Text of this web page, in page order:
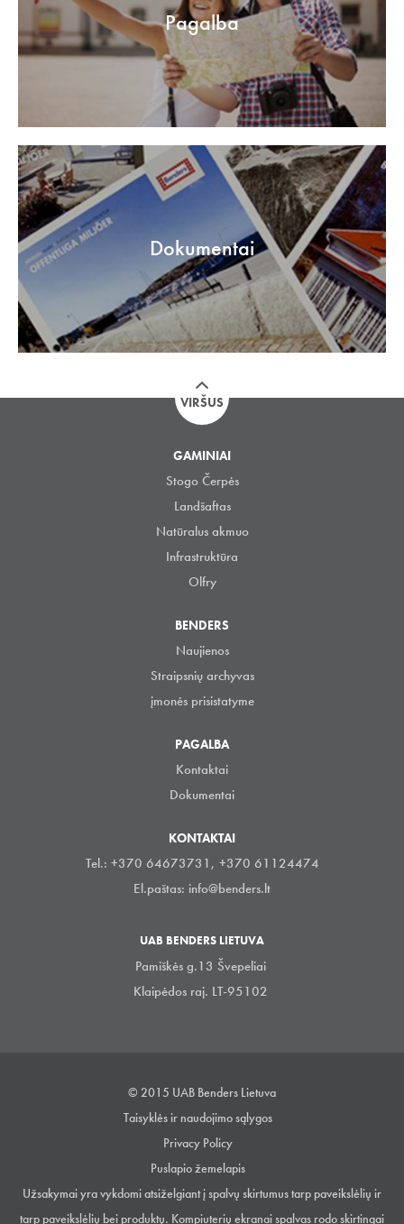
Pagalba
Dokumentai
VIRŠUS
GAMINIAI
Stogo Čerpės
Landšaftas
Natūralus akmuo
Infrastruktūra
Olfry
BENDERS
Naujienos
Straipsnių archyvas
įmonės prisistatyme
PAGALBA
Kontaktai
Dokumentai
KONTAKTAI
Tel.: +370 64673731, +370 61124474
El.paštas: info@benders.lt
UAB BENDERS LIETUVA
Pamiškės g.13 Švepeliai
Klaipėdos raj. LT-95102
© 2015 UAB Benders Lietuva
Taisyklės ir naudojimo sąlygos
Privacy Policy
Puslapio žemelapis
Užsakymai yra vykdomi atsiželgiant į spalvų skirtumus tarp paveikslėlių ir
tarp paveikslėlių bei produktų. Kompiuterių ekranai spalvas rodo skirtingai